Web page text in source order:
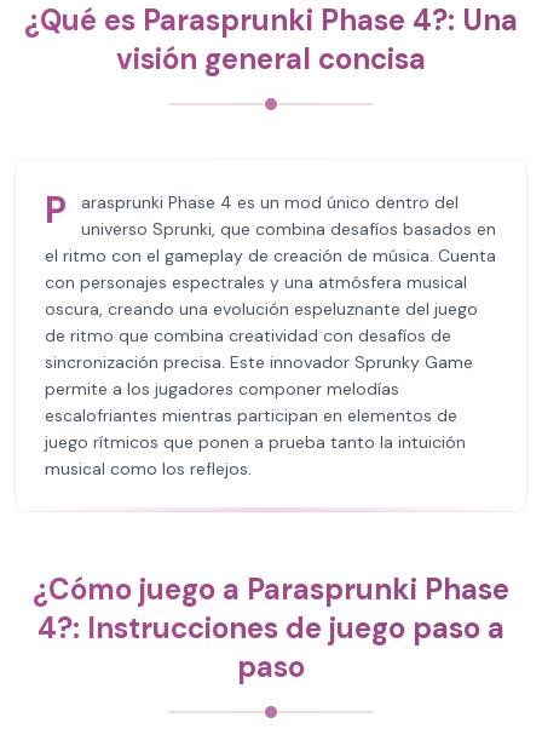
¿Qué es Parasprunki Phase 4?: Una
visión general concisa
P
arasprunki Phase 4 es un mod único dentro del
universo Sprunki, que combina desafíos basados en
el ritmo con el gameplay de creación de música. Cuenta
con personajes espectrales y una atmósfera musical
oscura, creando una evolución espeluznante del juego
de ritmo que combina creatividad con desafíos de
sincronización precisa. Este innovador Sprunky Game
permite a los jugadores componer melodías
escalofriantes mientras participan en elementos de
juego rítmicos que ponen a prueba tanto la intuición
musical como los reflejos.
¿Cómo juego a Parasprunki Phase
4?: Instrucciones de juego paso a
paso